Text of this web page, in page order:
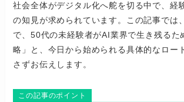
社会全体がデジタル化へ舵を切る中で、経
の知見が求められています。この記事では
で、50代の未経験者がAI業界で生き残るた
略」と、今日から始められる具体的なロー
さずお伝えします。
この記事のポイント